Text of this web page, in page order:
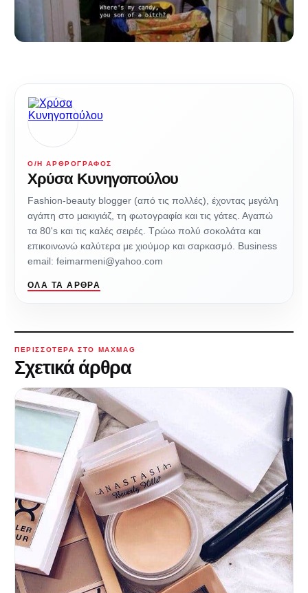
Ο/Η ΑΡΘΡΟΓΡΆΦΟΣ
Χρύσα Κυνηγοπούλου
Fashion-beauty blogger (από τις πολλές), έχοντας μεγάλη
αγάπη στο μακιγιάζ, τη φωτογραφία και τις γάτες. Αγαπώ
τα 80's και τις καλές σειρές. Τρώω πολύ σοκολάτα και
επικοινωνώ καλύτερα με χιούμορ και σαρκασμό. Business
email: feimarmeni@yahoo.com
ΌΛΑ ΤΑ ΆΡΘΡΑ
ΠΕΡΙΣΣΌΤΕΡΑ ΣΤΟ MAXMAG
Σχετικά άρθρα